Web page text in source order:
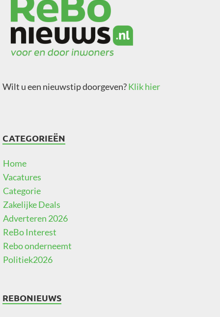
Wilt u een nieuwstip doorgeven?Klik hier
CATEGORIEËN
Home
Vacatures
Categorie
Zakelijke Deals
Adverteren 2026
ReBo Interest
Rebo onderneemt
Politiek2026
REBONIEUWS